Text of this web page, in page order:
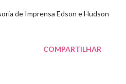
de Imprensa Edson e Hudson
COMPARTILHAR